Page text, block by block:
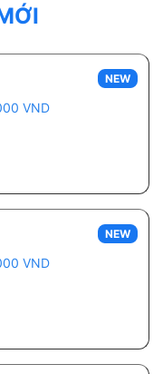
NEW
VND
NEW
VND